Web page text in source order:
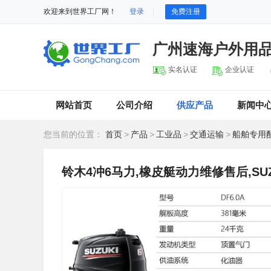
欢迎来到世界工厂网！ 登录 免费注册
广州速海户外用
实名认证 企业认证
网站首页 公司介绍 供应产品 新闻中
您当前的位置： 首页 > 产品 > 工业品 >交通运输 >船舶专用
铃木4冲6马力,橡皮艇动力维修售后